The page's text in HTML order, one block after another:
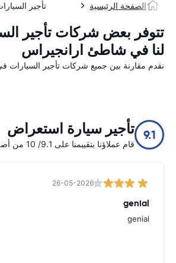
الصفحة الرئيسية تأجير
تتوفر بعض شركات تأجير
لنا في شاطئ ارانجيراس
نقدم مقارنة بين جميع شركات تأجير
9.1 تأجير سيارة استعراض
قام عملاؤنا بتقييمنا على 9.1/ 10 من أصل 12840
26-05-2026
genial
genial